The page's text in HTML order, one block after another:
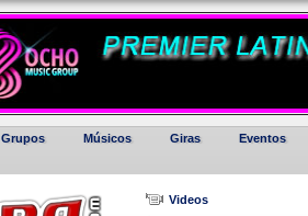
Grupos Músicos Giras Eventos
Videos